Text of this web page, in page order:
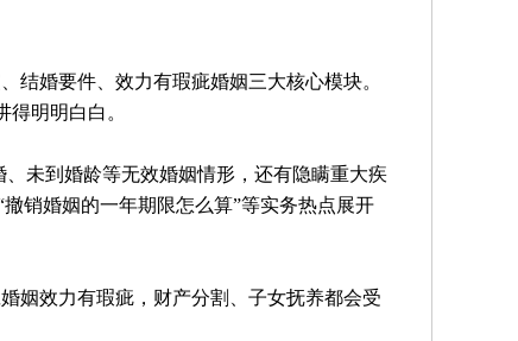
结婚要件、效力有瑕疵婚姻三大核心模块。
明明白白。
未到婚龄等无效婚姻情形，还有隐瞒重大疾
销婚姻的一年期限怎么算”等实务热点展开
姻效力有瑕疵，财产分割、子女抚养都会受